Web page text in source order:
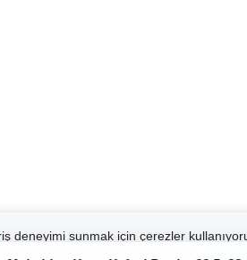
deneyimi sunmak için çerezler
yardımcı olur. Detaylı bilgi için